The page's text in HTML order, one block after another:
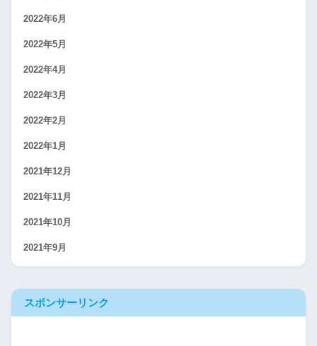
2022年6月
2022年5月
2022年4月
2022年3月
2022年2月
2022年1月
2021年12月
2021年11月
2021年10月
2021年9月
スポンサーリンク